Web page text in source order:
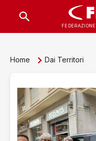
Home Dai Territori